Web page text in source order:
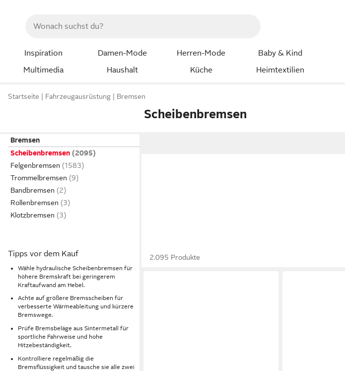
Inspiration Damen-Mode Herren-Mode Baby & Kind
Multimedia
Haushalt Küche Heimtextilien
Startseite Fahrzeugausrüstung Bremsen
Scheibenbremsen
Bremsen
Scheibenbremsen
Felgenbremsen
Trommelbremsen
Bandbremsen
Rollenbremsen
Klotzbremsen
Tipps vor dem Kauf
Wähle hydraulische Scheibenbremsen für
höhere Bremskraft bei geringerem
Kraftaufwand am Hebel.
Achte auf größere Bremsscheiben für
verbesserte Wärmeableitung und kürzere
Bremswege.
Prüfe Bremsbeläge aus Sintermetall für
sportliche Fahrweise und hohe
Hitzebeständigkeit.
Kontrolliere regelmäßig die
Bremsflüssigkeit und tausche sie alle zwei
2.095 Produkte